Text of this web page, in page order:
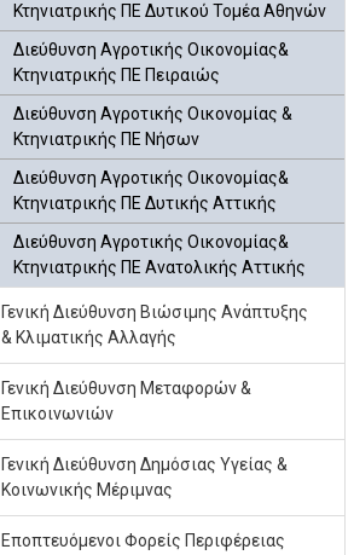
Κτηνιατρικής ΠΕ Δυτικού Τομέα Αθηνών
Διεύθυνση Αγροτικής Οικονομίας&
Κτηνιατρικής ΠΕ Πειραιώς
Διεύθυνση Αγροτικής Οικονομίας &
Κτηνιατρικής ΠΕ Νήσων
Διεύθυνση Αγροτικής Οικονομίας&
Κτηνιατρικής ΠΕ Δυτικής Αττικής
Διεύθυνση Αγροτικής Οικονομίας&
Κτηνιατρικής ΠΕ Ανατολικής Αττικής
Γενική Διεύθυνση Βιώσιμης Ανάπτυξης
& Κλιματικής Αλλαγής
Γενική Διεύθυνση Μεταφορών &
Επικοινωνιών
Γενική Διεύθυνση Δημόσιας Υγείας &
Κοινωνικής Μέριμνας
Εποπτευόμενοι Φορείς Περιφέρειας